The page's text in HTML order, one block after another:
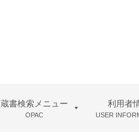
蔵書検索メニュー
OPAC
利用者
USER